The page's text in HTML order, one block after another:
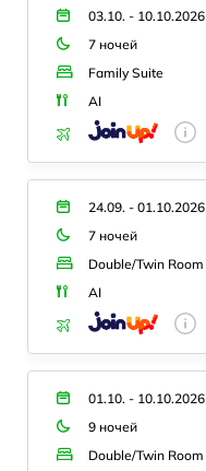
03.10. - 10.10.2026
7 ночей
Family Suite
AI
24.09. - 01.10.2026
7 ночей
Double/Twin Room
AI
01.10. - 10.10.2026
9 ночей
Double/Twin Room